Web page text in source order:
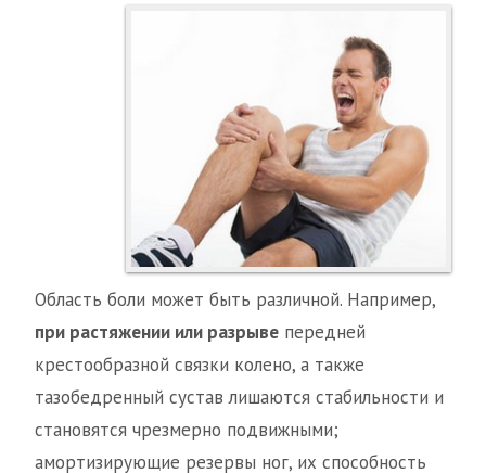
Область боли может быть различной. Например,
при растяжении или разрыве передней
крестообразной связки колено, а также
тазобедренный сустав лишаются стабильности и
становятся чрезмерно подвижными;
амортизирующие резервы ног, их способность